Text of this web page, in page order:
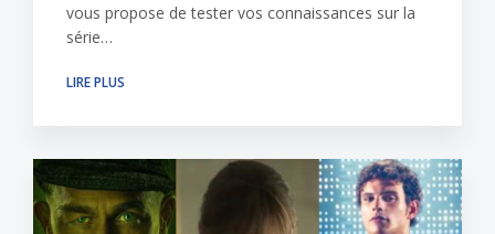
vous propose de tester vos connaissances sur la
série…
LIRE PLUS